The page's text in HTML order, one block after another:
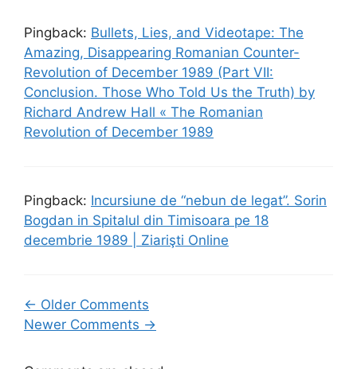
Pingback: Bullets, Lies, and Videotape: The
Amazing, Disappearing Romanian Counter-
Revolution of December 1989 (Part VII:
Conclusion. Those Who Told Us the Truth) by
Richard Andrew Hall « The Romanian
Revolution of December 1989
Pingback: Incursiune de “nebun de legat”. Sorin
Bogdan in Spitalul din Timisoara pe 18
decembrie 1989 | Ziarişti Online
Comment
← Older Comments
Newer Comments →